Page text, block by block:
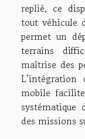
replié, ce
tout véhicule
permet un
terrains
maîtrise des
mobile
systématique
des missions